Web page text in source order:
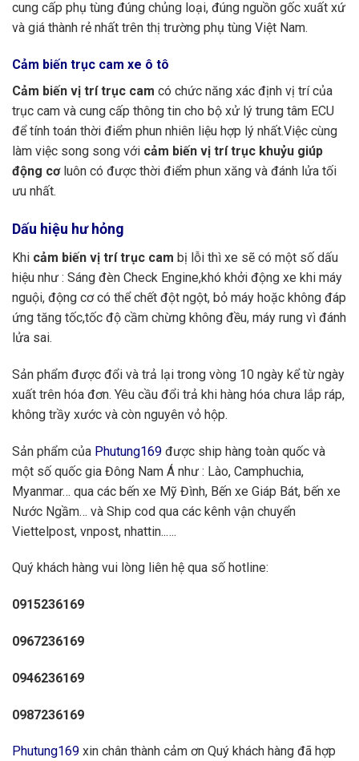
cung cấp phụ tùng đúng chủng loại, đúng nguồn gốc xuất xứ
và giá thành rẻ nhất trên thị trường phụ tùng Việt Nam.
Cảm biến trục cam xe ô tô
Cảm biến vị trí trục cam có chức năng xác định vị trí của
trục cam và cung cấp thông tin cho bộ xử lý trung tâm ECU
để tính toán thời điểm phun nhiên liệu hợp lý nhất.Việc cùng
làm việc song song với cảm biến vị trí trục khuỷu giúp
động cơluôn có được thời điểm phun xăng và đánh lửa tối
ưu nhất.
Dấu hiệu hư hỏng
Khi cảm biến vị trí trục cam bị lỗi thì xe sẽ có một số dấu
hiệu như : Sáng đèn Check Engine,khó khởi động xe khi máy
nguội, động cơ có thể chết đột ngột, bỏ máy hoặc không đáp
ứng tăng tốc,tốc độ cầm chừng không đều, máy rung vì đánh
lửa sai.
Sản phẩm được đổi và trả lại trong vòng 10 ngày kể từ ngày
xuất trên hóa đơn. Yêu cầu đổi trả khi hàng hóa chưa lắp ráp,
không trầy xước và còn nguyên vỏ hộp.
Sản phẩm của Phutung169 được ship hàng toàn quốc và
một số quốc gia Đông Nam Á như : Lào, Camphuchia,
Myanmar… qua các bến xe Mỹ Đình, Bến xe Giáp Bát, bến xe
Nước Ngầm… và Ship cod qua các kênh vận chuyển
Viettelpost, vnpost, nhattin..….
Quý khách hàng vui lòng liên hệ qua số hotline:
0915236169
0967236169
0946236169
0987236169
Phutung169 xin chân thành cảm ơn Quý khách hàng đã hợp